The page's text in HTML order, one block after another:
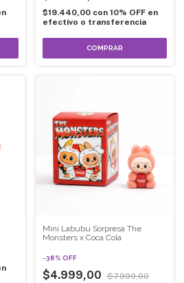
$19.440,00 con 10% OFF en
efectivo o transferencia
Mini Labubu Sorpresa The
Monsters x Coca Cola
-38% OFF
$4.999,00
$7.999,00